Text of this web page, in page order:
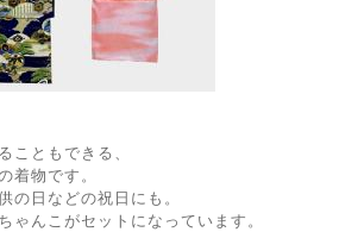
こともできる、
着物です。
の日などの祝日にも。
ゃんこがセットになっています。